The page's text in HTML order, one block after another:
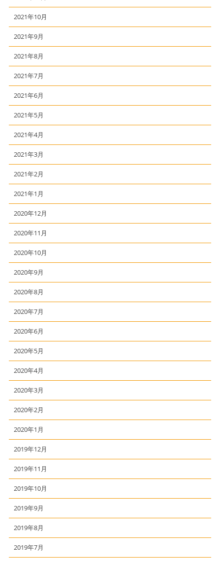
2021年10月
2021年9月
2021年8月
2021年7月
2021年6月
2021年5月
2021年4月
2021年3月
2021年2月
2021年1月
2020年12月
2020年11月
2020年10月
2020年9月
2020年8月
2020年7月
2020年6月
2020年5月
2020年4月
2020年3月
2020年2月
2020年1月
2019年12月
2019年11月
2019年10月
2019年9月
2019年8月
2019年7月